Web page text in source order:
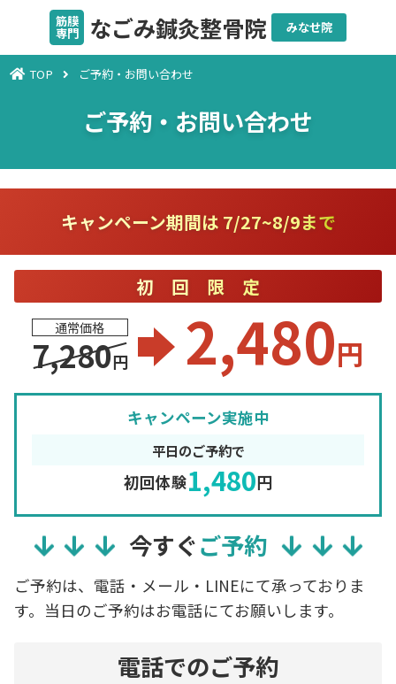
筋膜
専門 なごみ鍼灸整骨院 みなせ院
TOP ご予約・お問い合わせ
ご予約・お問い合わせ
キャンペーン期間は 7/27~8/9まで
初回限定
通常価格
7,280円 2,480円
キャンペーン実施中
平日のご予約で
初回体験1,480円
今すぐご予約
ご予約は、電話・メール・LINEにて承っておりま
す。当日のご予約はお電話にてお願いします。
電話でのご予約